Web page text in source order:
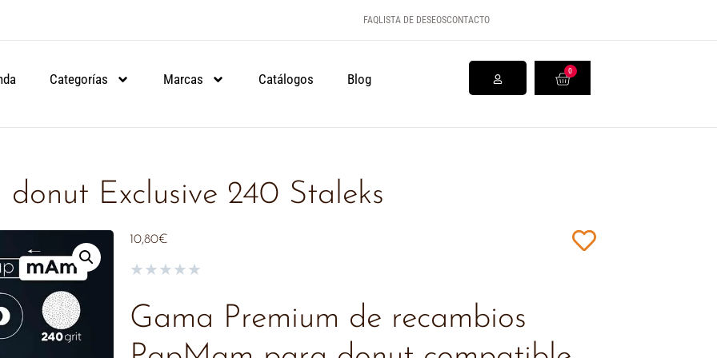
DE 90€.
DE 90€.
DE 90€.
FAQLISTA DE DESEOSCONTACTO
Categorías Marcas Catálogos Blog
0
Exclusive 240 Staleks
10,80€
★★★★★
Gama Premium de recambios